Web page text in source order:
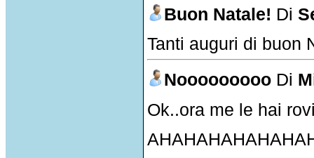
Buon Natale! Di
Tanti auguri di buon
Nooooooooo Di
Ok..ora me le hai